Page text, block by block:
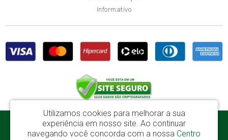
Informativo
Disba Móveis Salvador Ltda - CNPJ: 52.081.184/0001-65
Av. Cardeal Avelar Brandão Villela, 2696 - Mata Escura - Salvador / BA - CEP:
Utilizamos cookies para melhorar a sua
experiência em nosso site. Ao continuar
navegando você concorda com a nossa Centro